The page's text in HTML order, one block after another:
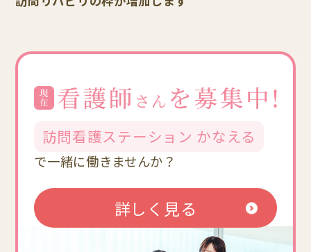
訪問看護ステーション かなえる
で一緒に働きませんか？
詳しく見る